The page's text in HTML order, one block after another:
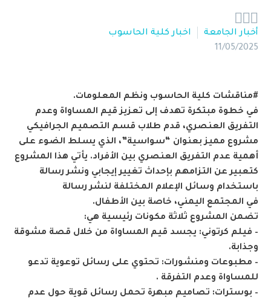

أخبار الجامعة
اخبار كلية الحاسوب
11/05/2025
#مناقشات كلية الحاسوب ونظم المعلومات.
في خطوة مبتكرة تهدف إلى تعزيز قيم المساواة وعدم
التفريق العنصري، قدم طلاب قسم التصميم الجرافيكي
مشروع مميز بعنوان “سواسية”، الذي يسلط الضوء على
أهمية عدم التفريق العنصري بين الأفراد. يأتي هذا المشروع
كتعبير عن التزامهم بإحداث تغيير إيجابي ونشر رسالة
باستخدام وسائل الإعلام المختلفة لنشر رسالة
في المجتمع اليمني، خاصة بين الأطفال.
تضمن المشروع ثلاثة مكونات رئيسية هي:
– فيلم كرتوني: يجسد قيم المساواة من خلال قصة مشوقة
وجذابة.
– مطبوعات ومنشورات: تحتوي على رسائل توعوية تدعو
للمساواة وعدم التفرقة .
– بوسترات: تصاميم مبهرة تحمل رسائل قوية حول عدم